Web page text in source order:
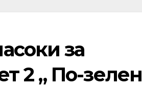
за
2 „ По-зелен